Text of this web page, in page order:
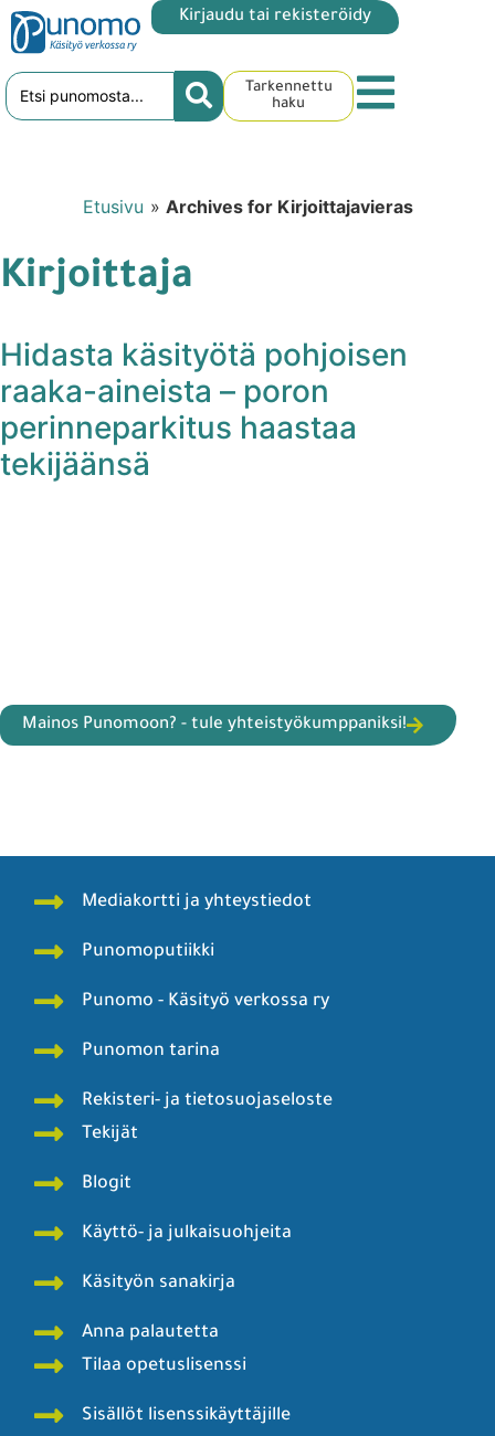
Kirjaudu tai rekisteröidy
Tarkennettu
haku
Etusivu » Archives for Kirjoittajavieras
Kirjoittaja
Hidasta käsityötä pohjoisen
raaka-aineista – poron
perinneparkitus haastaa
tekijäänsä
Mainos Punomoon? - tule yhteistyökumppaniksi!
Mediakortti ja yhteystiedot
Punomoputiikki
Punomo - Käsityö verkossa ry
Punomon tarina
Rekisteri- ja tietosuojaseloste
Tekijät
Blogit
Käyttö- ja julkaisuohjeita
Käsityön sanakirja
Anna palautetta
Tilaa opetuslisenssi
Sisällöt lisenssikäyttäjille